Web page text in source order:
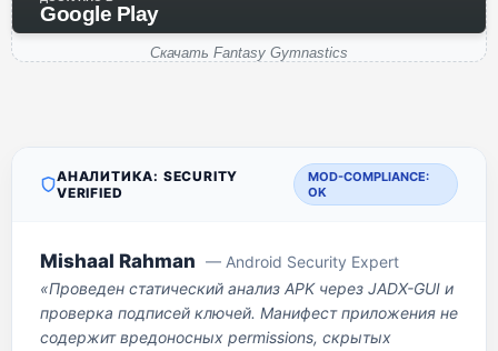
Google Play
Скачать Fantasy Gymnastics
АНАЛИТИКА: SECURITY
VERIFIED
MOD-COMPLIANCE:
OK
Mishaal Rahman — Android Security Expert
«Проведен статический анализ APK через JADX-GUI и
проверка подписей ключей. Манифест приложения не
содержит вредоносных permissions, скрытых